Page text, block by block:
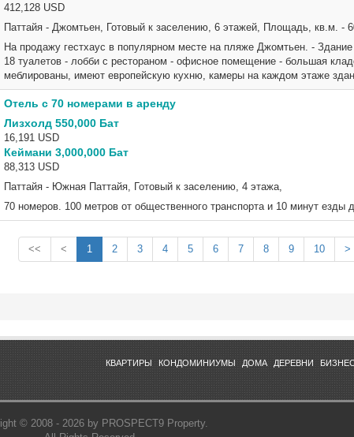
412,128 USD
Паттайя - Джомтьен, Готовый к заселению, 6 этажей, Площадь, кв.м. -
На продажу гестхаус в популярном месте на пляже Джомтьен. -
18 туалетов - лобби с рестораном - офисное помещение - большая
меблированы, имеют европейскую кухню, камеры на каждом этаже
Отель с 70 номерами в аренду
Лизхолд 550,000 Бат
16,191 USD
Кеймани 3,000,000 Бат
88,313 USD
Паттайя - Южная Паттайя, Готовый к заселению, 4 этажа,
70 номеров. 100 метров от общественного транспорта и 10 минут езды
<< < 1 2 3 4 5 6 7 8 9 10 >
КВАРТИРЫ КОНДОМИНИУМЫ ДОМА ДЕРЕВНИ
© 2008 - 2026 by PROSPECT9 Property.